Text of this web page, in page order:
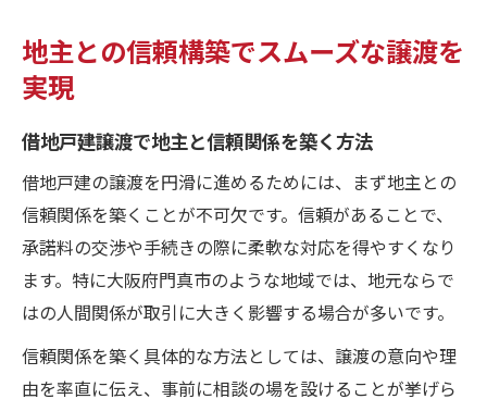
地主との信頼構築でスムーズな譲渡を
実現
借地戸建譲渡で地主と信頼関係を築く方法
借地戸建の譲渡を円滑に進めるためには、まず地主との
信頼関係を築くことが不可欠です。信頼があることで、
承諾料の交渉や手続きの際に柔軟な対応を得やすくなり
ます。特に大阪府門真市のような地域では、地元ならで
はの人間関係が取引に大きく影響する場合が多いです。
信頼関係を築く具体的な方法としては、譲渡の意向や理
由を率直に伝え、事前に相談の場を設けることが挙げら